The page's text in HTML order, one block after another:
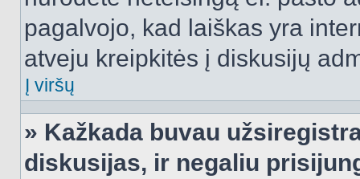
pagalvojo, kad laiškas yra
atveju kreipkitės į diskusijų
Į viršų
» Kažkada buvau
diskusijas, ir negaliu